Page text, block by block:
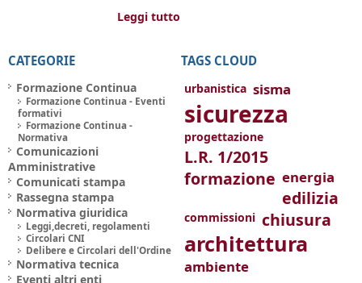
Leggi tutto
CATEGORIE
Formazione Continua
Formazione Continua - Eventi
formativi
Formazione Continua -
Normativa
Comunicazioni
Amministrative
Comunicati stampa
Rassegna stampa
Normativa giuridica
Leggi,decreti, regolamenti
Circolari CNI
Delibere e Circolari dell'Ordine
Normativa tecnica
Eventi altri enti
TAGS CLOUD
urbanistica sisma
sicurezza
progettazione
L.R. 1/2015
formazione energia
edilizia
commissioni chiusura
architettura
ambiente